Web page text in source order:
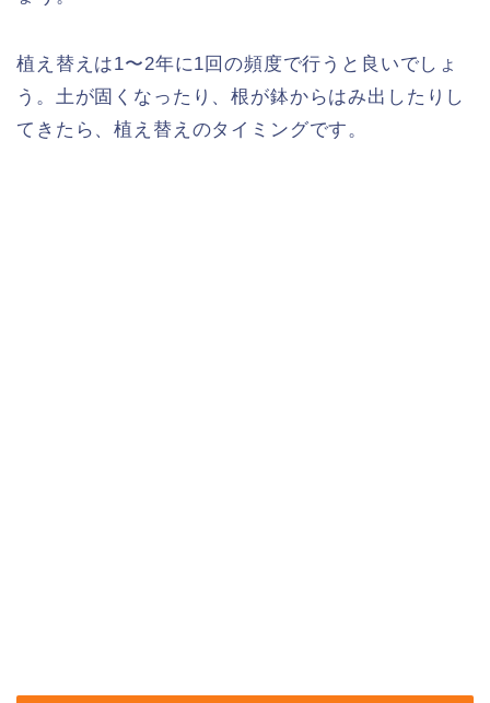
植え替えは1〜2年に1回の頻度で行うと良いでしょ
う。土が固くなったり、根が鉢からはみ出したりし
てきたら、植え替えのタイミングです。